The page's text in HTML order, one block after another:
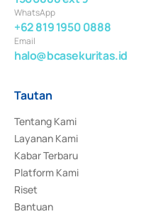
WhatsApp
+62 819 1950 0888
Email
halo@bcasekuritas.id
Tautan
Tentang Kami
Layanan Kami
Kabar Terbaru
Platform Kami
Riset
Bantuan